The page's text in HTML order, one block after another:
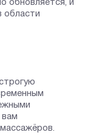
обновляется, и
области
вам